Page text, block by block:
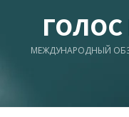
МЕЖДУНАРОДНЫЙ